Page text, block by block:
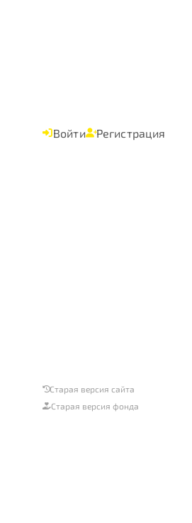
Войти Регистрация
Старая версия сайта
Старая версия фонда